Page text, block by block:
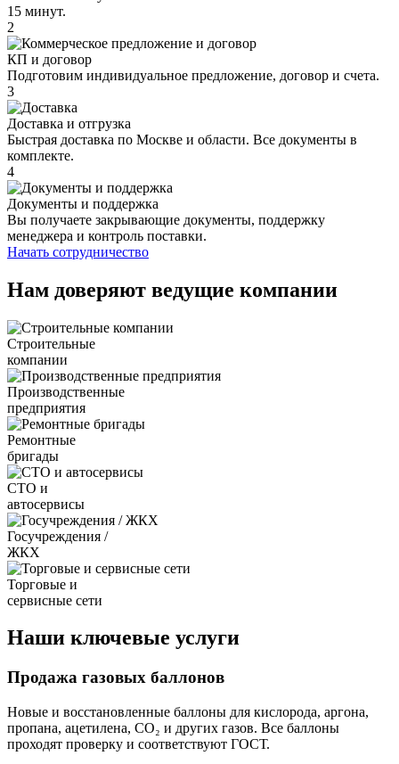
15 минут.
2
КП и договор
Подготовим индивидуальное предложение, договор и счета.
3
Доставка и отгрузка
Быстрая доставка по Москве и области. Все документы в
комплекте.
4
Документы и поддержка
Вы получаете закрывающие документы, поддержку
менеджера и контроль поставки.
Начать сотрудничество
Нам доверяют ведущие компании
Строительные
компании
Производственные
предприятия
Ремонтные
бригады
СТО и
автосервисы
Госучреждения /
ЖКХ
Торговые и
сервисные сети
Наши ключевые услуги
Продажа газовых баллонов
Новые и восстановленные баллоны для кислорода, аргона,
пропана, ацетилена, CO₂ и других газов. Все баллоны
проходят проверку и соответствуют ГОСТ.